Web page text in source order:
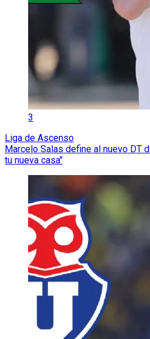
3
Liga de Ascenso
Marcelo Salas define al nuevo DT
tu nueva casa"